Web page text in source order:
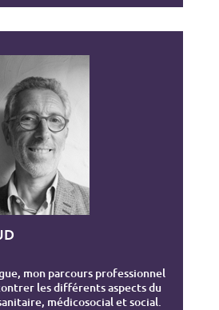
mon parcours professionnel
les différents aspects du
médicosocial et social.